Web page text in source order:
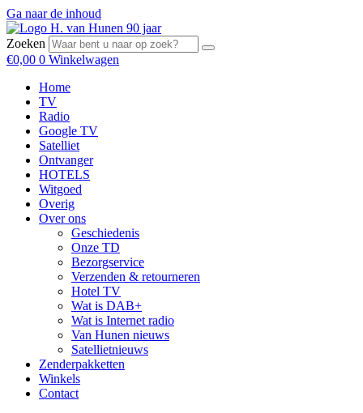
Ga naar de inhoud
Zoeken
€0,00 0 Winkelwagen
Home
TV
Radio
Google TV
Satelliet
Ontvanger
HOTELS
Witgoed
Overig
Over ons
Geschiedenis
Onze TD
Bezorgservice
Verzenden & retourneren
Hotel TV
Wat is DAB+
Wat is Internet radio
Van Hunen nieuws
Satellietnieuws
Zenderpakketten
Winkels
Contact